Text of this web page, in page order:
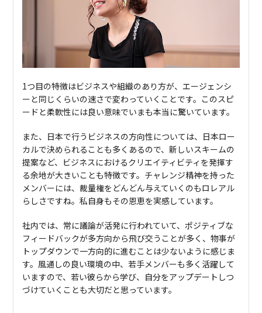
1つ目の特徴はビジネスや組織のあり方が、エージェンシ
ーと同じくらいの速さで変わっていくことです。このスピ
ードと柔軟性には良い意味でいまも本当に驚いています。
また、日本で行うビジネスの方向性については、日本ロー
カルで決められることも多くあるので、新しいスキームの
提案など、ビジネスにおけるクリエイティビティを発揮す
る余地が大きいことも特徴です。チャレンジ精神を持った
メンバーには、裁量権をどんどん与えていくのもロレアル
らしさですね。私自身もその恩恵を実感しています。
社内では、常に議論が活発に行われていて、ポジティブな
フィードバックが多方向から飛び交うことが多く、物事が
トップダウンで一方向的に進むことは少ないように感じま
す。風通しの良い環境の中、若手メンバーも多く活躍して
いますので、若い彼らから学び、自分をアップデートしつ
づけていくことも大切だと思っています。